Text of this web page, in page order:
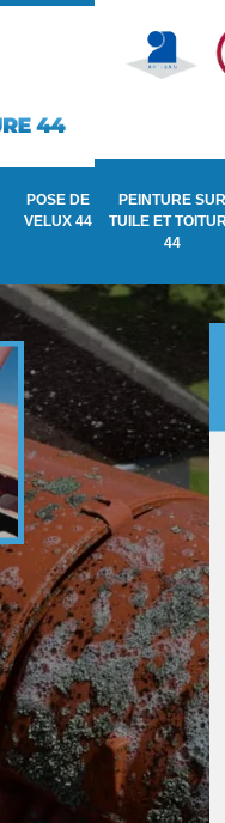
POSE DE
VELUX 44
PEINTURE SUR
TUILE ET
44
Recherche de
de toiture 44